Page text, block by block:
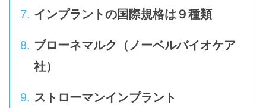
インプラントの国際規格は９種類
ブローネマルク（ノーベルバイオケア
社）
ストローマンインプラント